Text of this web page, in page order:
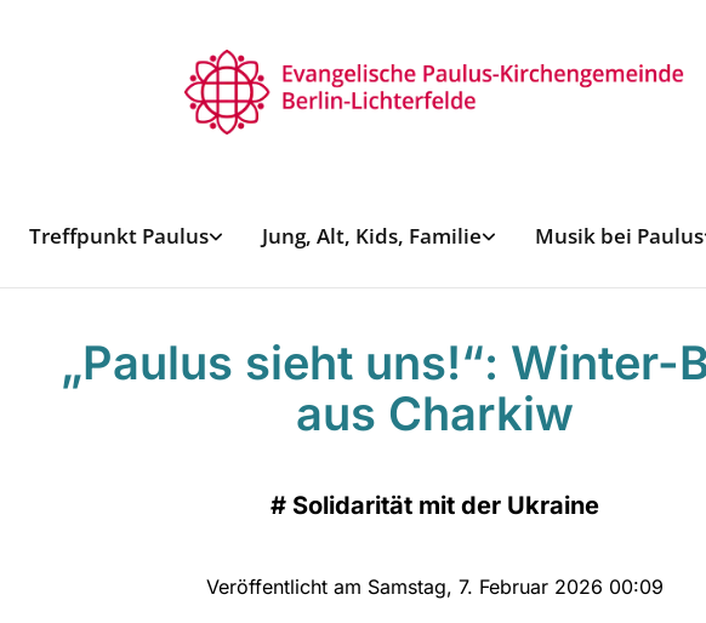
Treffpunkt Paulus Jung, Alt, Kids, Familie Musik bei Paulus
„Paulus sieht uns!“: Winter-
aus Charkiw
# Solidarität mit der Ukraine
Veröffentlicht am Samstag, 7. Februar 2026 00:09